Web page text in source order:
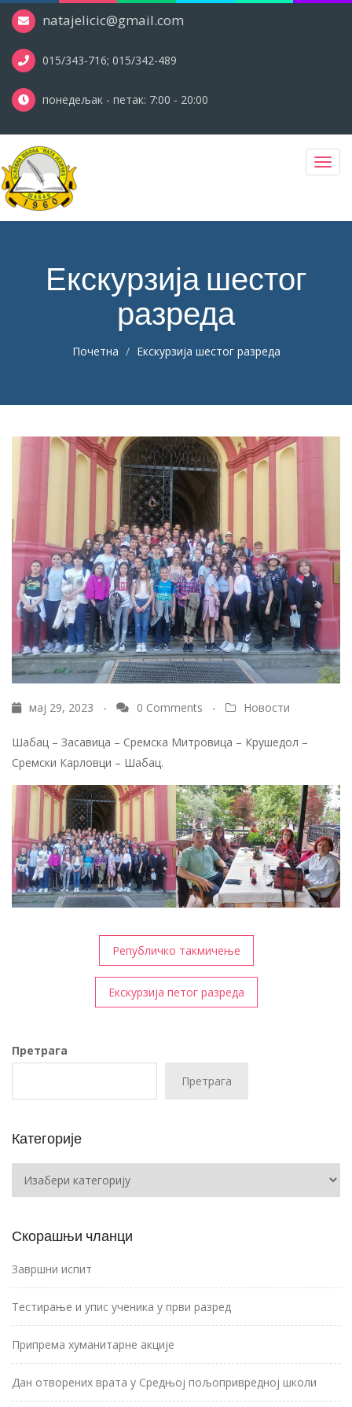
natajelicic@gmail.com
015/343-716; 015/342-489
понедељак - петак: 7:00 - 20:00
Екскурзија шестог
разреда
Почетна Екскурзија шестог разреда
мај 29, 2023 - 0 Comments - Новости
Шабац – Засавица – Сремска Митровица – Крушедол –
Сремски Карловци – Шабац.
Републичко такмичење
Екскурзија петог разреда
Претрага
Претрага
Категорије
Скорашњи чланци
Завршни испит
Тестирање и упис ученика у први разред
Припрема хуманитарне акције
Дан отворених врата у Средњој пољопривредној школи